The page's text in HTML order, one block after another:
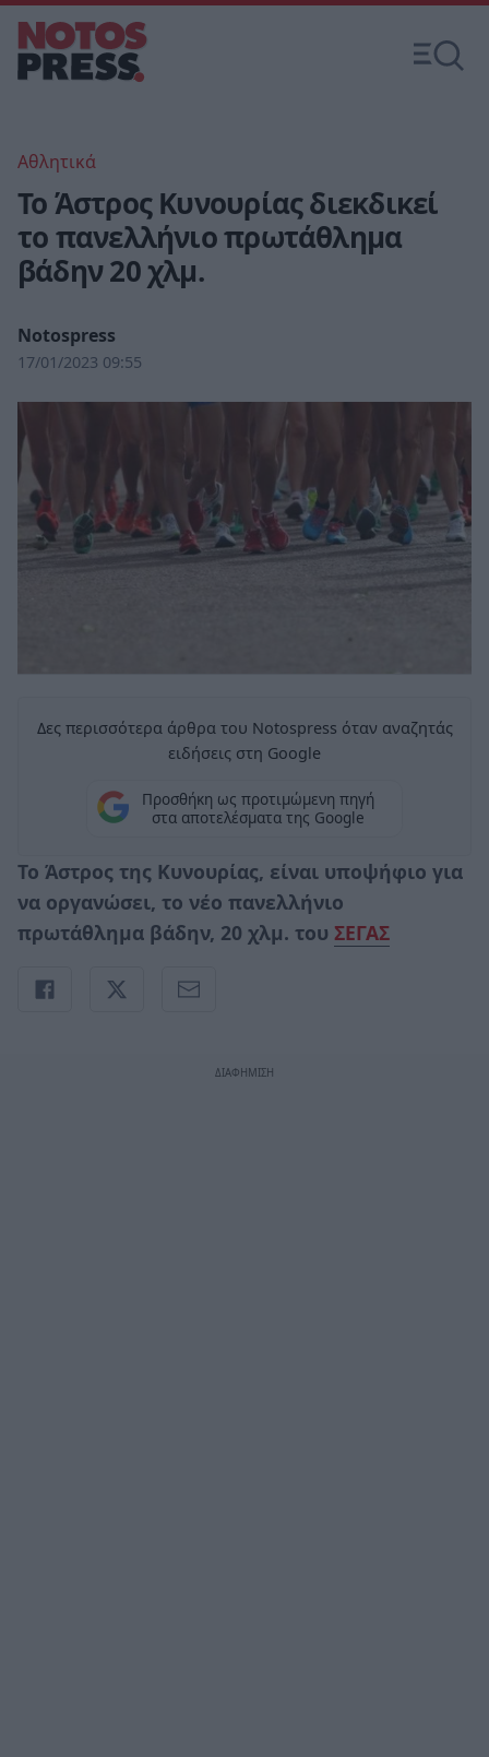
Αθλητικά
Το Άστρος Κυνουρίας διεκδικεί
το πανελλήνιο πρωτάθλημα
βάδην 20 χλμ.
Notospress
17/01/2023 09:55
Δες περισσότερα άρθρα του Notospress όταν αναζητάς
ειδήσεις στη Google
Προσθήκη ως προτιμώμενη πηγή
στα αποτελέσματα της Google
Το Άστρος της Κυνουρίας, είναι υποψήφιο για
να οργανώσει, το νέο πανελλήνιο
πρωτάθλημα βάδην, 20 χλμ. του ΣΕΓΑΣ